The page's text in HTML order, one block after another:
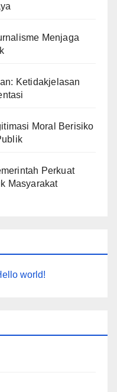
Menjaga
Ketidakjelasan
Moral Berisiko
Perkuat
Masyarakat
world!